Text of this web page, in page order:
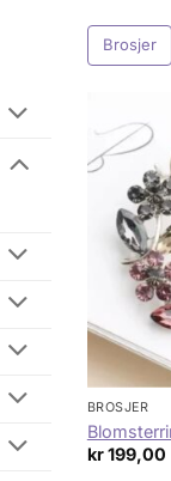
Brosjer
BROSJER
kr199,00